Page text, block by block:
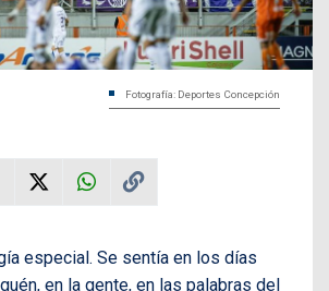
Fotografía: Deportes Concepción
especial. Se sentía en los días
en la gente, en las palabras del